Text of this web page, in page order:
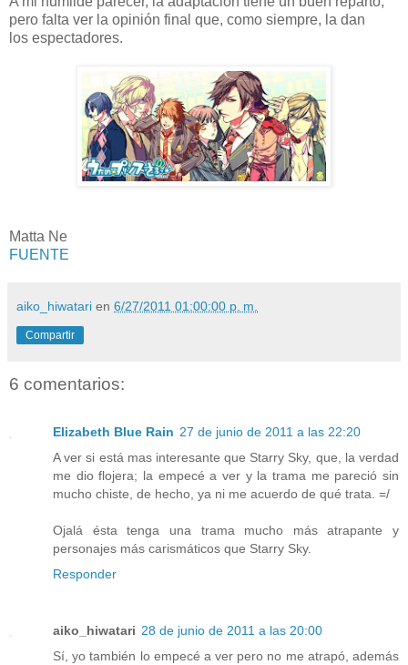
pero falta ver la opinión final que, como siempre, la dan
los espectadores.
Matta Ne
FUENTE
aiko_hiwatari en 6/27/2011 01:00:00 p. m.
Compartir
6 comentarios:
Elizabeth Blue Rain 27 de junio de 2011 a las 22:20
A ver si está mas interesante que Starry Sky, que, la verdad
me dio flojera; la empecé a ver y la trama me pareció sin
mucho chiste, de hecho, ya ni me acuerdo de qué trata. =/
Ojalá ésta tenga una trama mucho más atrapante y
personajes más carismáticos que Starry Sky.
Responder
aiko_hiwatari 28 de junio de 2011 a las 20:00
Sí, yo también lo empecé a ver pero no me atrapó, además